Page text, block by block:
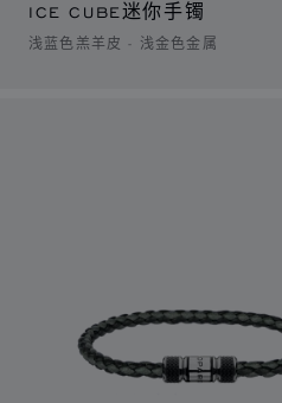
ICE CUBE迷你手镯
浅蓝色羔羊皮 - 浅金色金属